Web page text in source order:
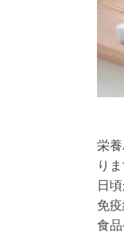
栄
りま
日
免
食